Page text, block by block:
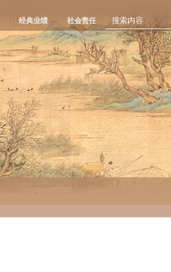
经典业绩 社会责任